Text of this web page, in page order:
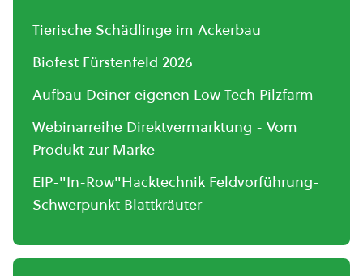
Tierische Schädlinge im Ackerbau
Biofest Fürstenfeld 2026
Aufbau Deiner eigenen Low Tech Pilzfarm
Webinarreihe Direktvermarktung - Vom
Produkt zur Marke
EIP-"In-Row"Hacktechnik Feldvorführung-
Schwerpunkt Blattkräuter